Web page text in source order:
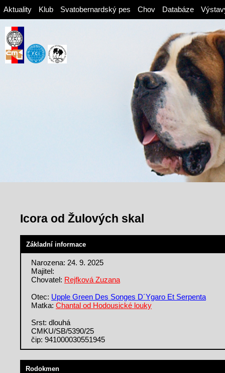
Aktuality Klub Svatobernardský pes Chov Databáze
Icora od Žulových skal
Základní informace
Narozena: 24. 9. 2025
Majitel:
Chovatel: Rejfková Zuzana
Otec: Upple Green Des Songes D´Ygaro Et Serpenta
Matka: Chantal od Hodousické louky
Srst: dlouhá
CMKU/SB/5390/25
čip: 941000030551945
Rodokmen